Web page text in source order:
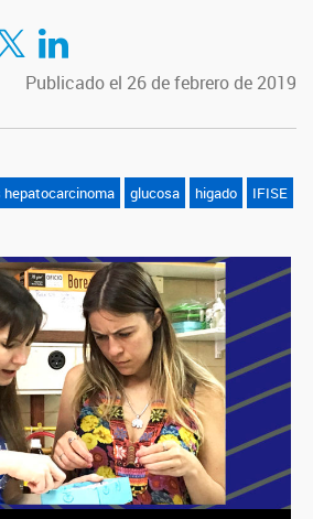
en Facebook
en Twitter
Compartir en LinkedIn
Publicado el 26 de febrero de 2019
hepatocarcinoma glucosa higado
IFISE